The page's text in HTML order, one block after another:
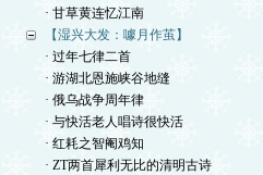
· 甘草黄连忆江南
【湿兴大发：噱月作茧】
· 过年七律二首
· 游湖北恩施峡谷地缝
· 俄乌战争周年律
· 与快活老人唱诗很快活
· 红耗之智阉鸡知
· ZT两首犀利无比的清明古诗